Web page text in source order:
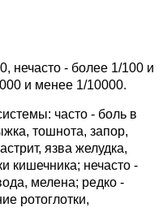
нечасто - более 1/100 и
и менее 1/10000.
часто - боль в
тошнота, запор,
язва желудка,
кишечника; нечасто -
мелена; редко -
ротоглотки,